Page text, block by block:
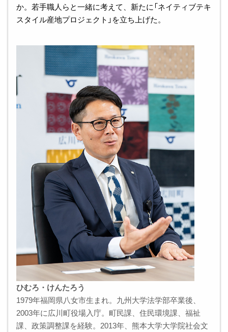
か。若手職人らと一緒に考えて、新たに「ネイティブテキ
スタイル産地プロジェクト」を立ち上げた。
ひむろ・けんたろう
1979年福岡県八女市生まれ。九州大学法学部卒業後、
2003年に広川町役場入庁。町⺠課、住⺠環境課、福祉
課、政策調整課を経験。2013年、熊本大学大学院社会文